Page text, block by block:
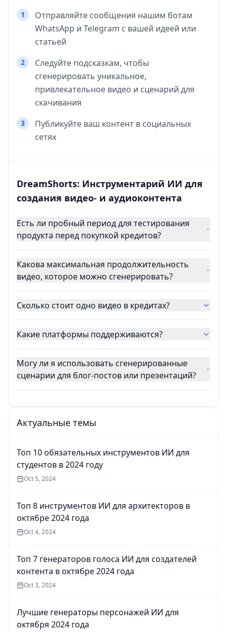
1
Отправляйте сообщения нашим ботам
WhatsApp и Telegram с вашей идеей или
статьей
2
Следуйте подсказкам, чтобы
сгенерировать уникальное,
привлекательное видео и сценарий для
скачивания
3
Публикуйте ваш контент в социальных
сетях
DreamShorts: Инструментарий ИИ для
создания видео- и аудиоконтента
Есть ли пробный период для тестирования
продукта перед покупкой кредитов?
Какова максимальная продолжительность
видео, которое можно сгенерировать?
Сколько стоит одно видео в кредитах?
Какие платформы поддерживаются?
Могу ли я использовать сгенерированные
сценарии для блог-постов или презентаций?
Актуальные темы
Топ 10 обязательных инструментов ИИ для
студентов в 2024 году
Oct 5, 2024
Топ 8 инструментов ИИ для архитекторов в
октябре 2024 года
Oct 4, 2024
Топ 7 генераторов голоса ИИ для создателей
контента в октябре 2024 года
Oct 3, 2024
Лучшие генераторы персонажей ИИ для
октября 2024 года